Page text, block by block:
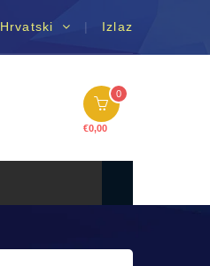
Hrvatski Izlaz
0
€0,00